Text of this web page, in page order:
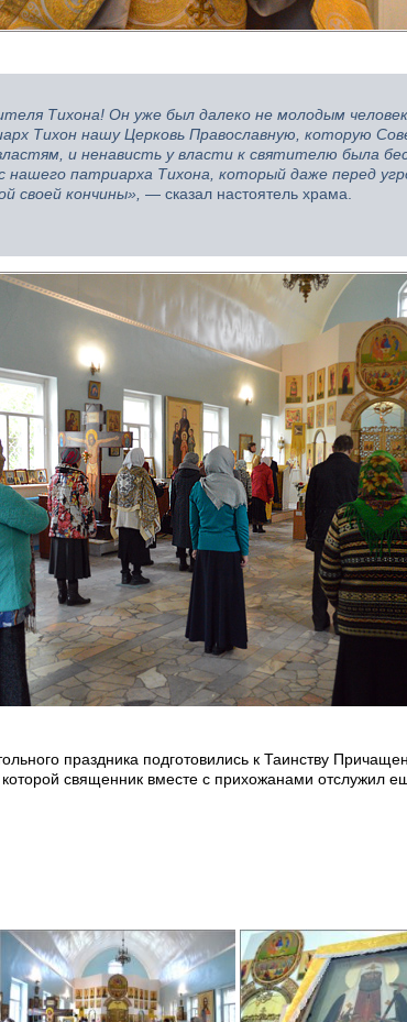
Тихона! Он уже был далеко не молодым
Тихон нашу Церковь Православную, которую
и ненависть у власти к святителю была
патриарха Тихона, который даже перед
своей кончины», — сказал настоятель храма.
праздника подготовились к Таинству
священник вместе с прихожанами отслужил